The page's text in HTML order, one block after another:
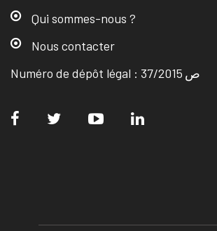
Qui sommes-nous ?
Nous contacter
Numéro de dépôt légal : ص 37/2015